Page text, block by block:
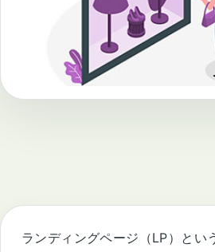
ランディングページ（LP）とい